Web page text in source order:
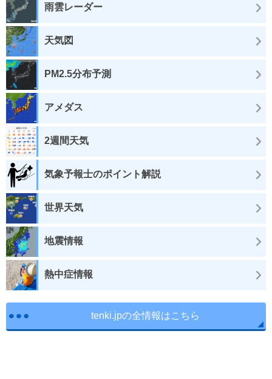
雨雲レーダー
天気図
PM2.5分布予測
アメダス
2週間天気
気象予報士のポイント解説
世界天気
地震情報
熱中症情報
tenki.jpの全情報はこちら